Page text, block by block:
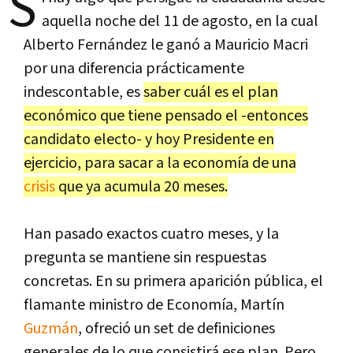
aquella noche del 11 de agosto, en la cual
Alberto Fernández le ganó a Mauricio Macri
por una diferencia prácticamente
indescontable, essaber cuál es el plan
económico que tiene pensado el -entonces
candidato electo- y hoy Presidente en
ejercicio, para sacar a la economía de una
crisisque ya acumula 20 meses.
Han pasado exactos cuatro meses, y la
pregunta se mantiene sin respuestas
concretas. En su primera aparición pública, el
flamante ministro de Economía, Martín
Guzmán, ofreció un set de definiciones